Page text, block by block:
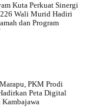
Kuta Perkuat Sinergi
Wali Murid Hadiri
dan Program
PKM Prodi
Peta Digital